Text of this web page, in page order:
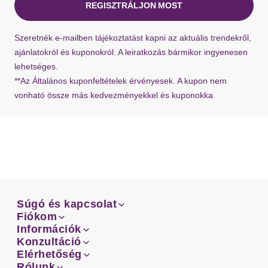
bármikor kérhet újat ügyfélszolgálatunktól.
REGISZTRÁLJON MOST
Szeretnék e-mailben tájékoztatást kapni az aktuális trendekről,
ajánlatokról és kuponokról. A leiratkozás bármikor ingyenesen
lehetséges.
**Az Általános kuponfeltételek érvényesek. A kupon nem
vonható össze más kedvezményekkel és kuponokka
Súgó és kapcsolat
Email
Facebook
Súgó és kapcsolat
Email
Facebook
Fiókom
Rendeléseid
Fiókom
Rendeléseid
Információk
Szállítás
Információk
Szállítás
Konzultáció
Mérettanácsadó
Konzultáció
Elérhetőség
Elérhetőség